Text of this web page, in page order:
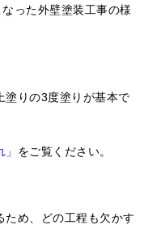
った外壁塗装工事の様
塗りの3度塗りが基本で
をご覧ください。
ため、どの工程も欠かす